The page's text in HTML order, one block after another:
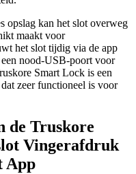
opslag kan het slot overweg
maakt voor
het slot tijdig via de app
nood-USB-poort voor
Smart Lock is een
zeer functioneel is voor
de Truskore
Vingerafdruk
App